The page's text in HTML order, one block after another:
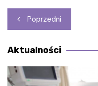
Nawigacja
wpisu
Poprzedni
Aktualności